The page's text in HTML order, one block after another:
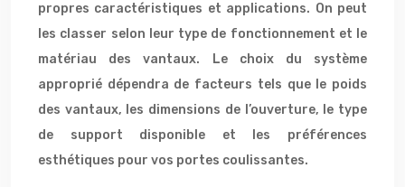
propres caractéristiques et applications. On peut
les classer selon leur type de fonctionnement et le
matériau des vantaux. Le choix du système
approprié dépendra de facteurs tels que le poids
des vantaux, les dimensions de l’ouverture, le type
de support disponible et les préférences
esthétiques pour vos portes coulissantes.